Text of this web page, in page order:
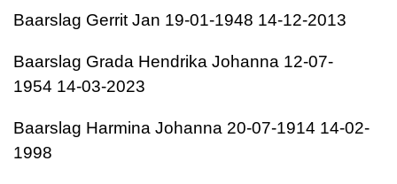
Baarslag Gerrit Jan 19-01-1948 14-12-2013
Baarslag Grada Hendrika Johanna 12-07-
1954 14-03-2023
Baarslag Harmina Johanna 20-07-1914 14-02-
1998